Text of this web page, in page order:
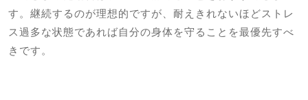
す。継続するのが理想的ですが、耐えきれないほどストレ
ス過多な状態であれば自分の身体を守ることを最優先すべ
きです。